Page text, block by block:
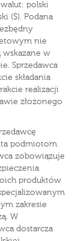
polski
($). Podana
nie
wskazane w
Sprzedawca
składania
realizacji
złożonego
podmiotom
zobowiązuje
produktów
zakresie
W
dostarcza